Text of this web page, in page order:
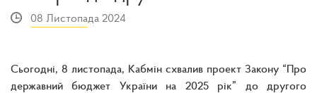
08 Листопада 2024
Сьогодні, 8 листопада, Кабмін схвалив проект Закону “Про
державний бюджет України на 2025 рік” до другого